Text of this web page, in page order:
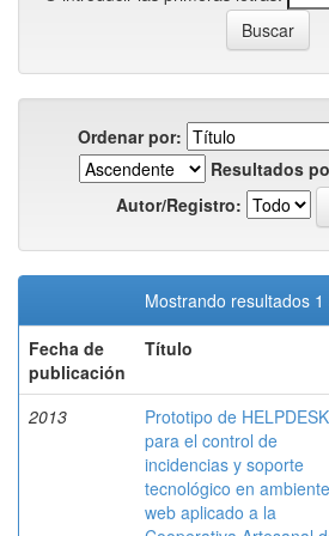
Ordenar por:
Resultados
Autor/Registro:
Mostrando resultados 1
Fecha de
publicación
Título
2013
Prototipo de HELPDESK
para el control de
incidencias y soporte
tecnológico en ambiente
web aplicado a la